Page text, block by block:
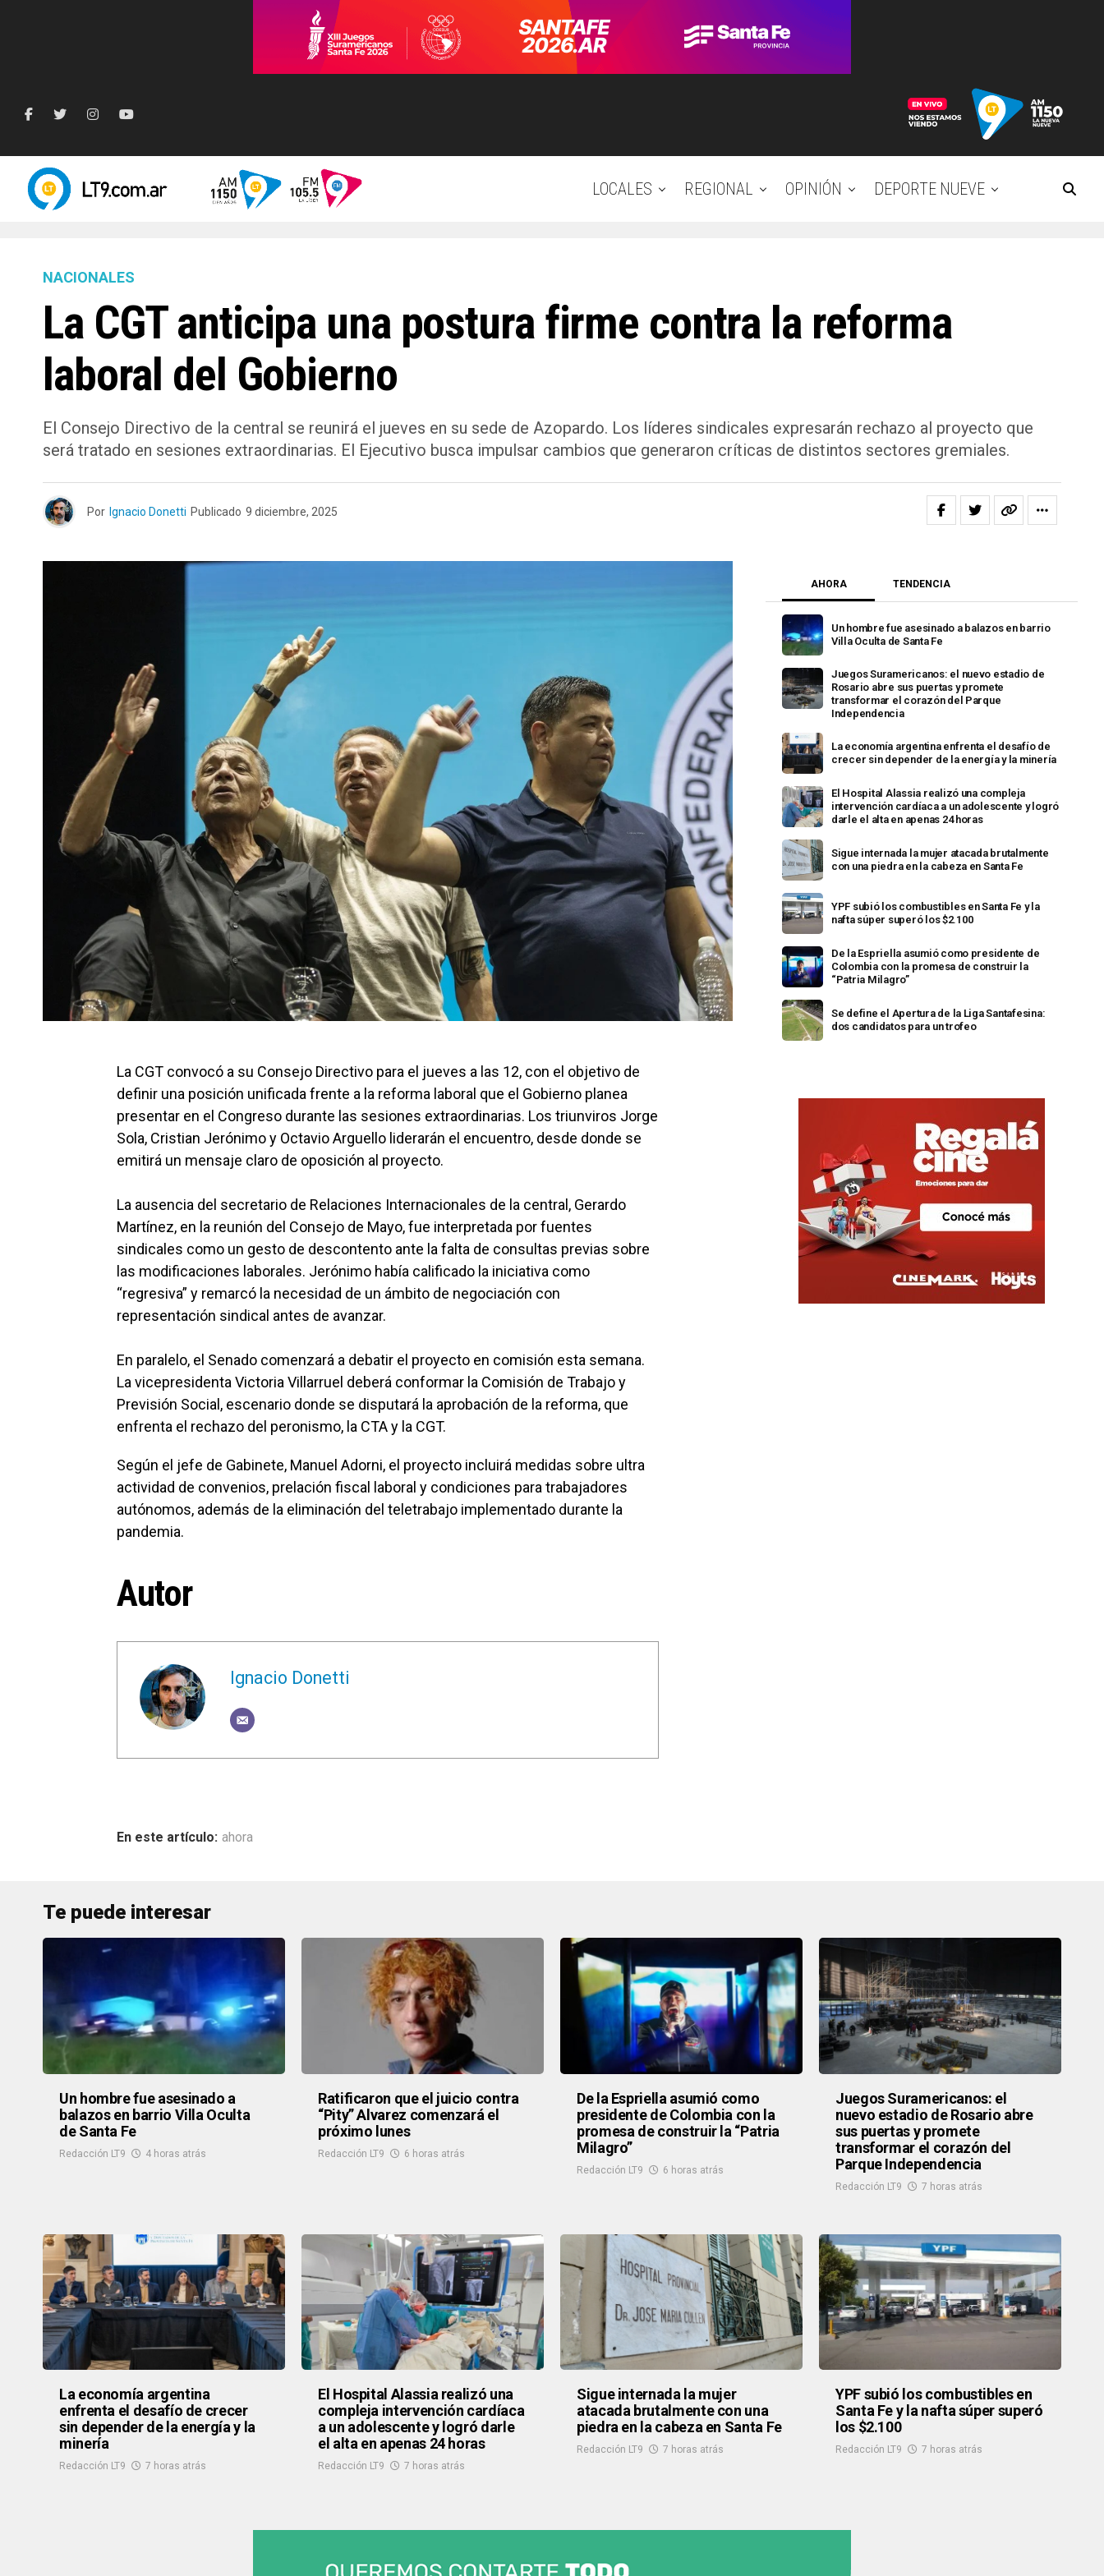
LOCALES REGIONAL OPINIÓN DEPORTE NUEVE
NACIONALES
La CGT anticipa una postura firme contra la reforma
laboral del Gobierno
El Consejo Directivo de la central se reunirá el jueves en su sede de Azopardo. Los líderes sindicales expresarán rechazo al proyecto que
será tratado en sesiones extraordinarias. El Ejecutivo busca impulsar cambios que generaron críticas de distintos sectores gremiales.
Por Ignacio Donetti Publicado 9 diciembre, 2025
La CGT convocó a su Consejo Directivo para el jueves a las 12, con el objetivo de
definir una posición unificada frente a la reforma laboral que el Gobierno planea
presentar en el Congreso durante las sesiones extraordinarias. Los triunviros Jorge
Sola, Cristian Jerónimo y Octavio Arguello liderarán el encuentro, desde donde se
emitirá un mensaje claro de oposición al proyecto.
La ausencia del secretario de Relaciones Internacionales de la central, Gerardo
Martínez, en la reunión del Consejo de Mayo, fue interpretada por fuentes
sindicales como un gesto de descontento ante la falta de consultas previas sobre
las modificaciones laborales. Jerónimo había calificado la iniciativa como
“regresiva” y remarcó la necesidad de un ámbito de negociación con
representación sindical antes de avanzar.
En paralelo, el Senado comenzará a debatir el proyecto en comisión esta semana.
La vicepresidenta Victoria Villarruel deberá conformar la Comisión de Trabajo y
Previsión Social, escenario donde se disputará la aprobación de la reforma, que
enfrenta el rechazo del peronismo, la CTA y la CGT.
Según el jefe de Gabinete, Manuel Adorni, el proyecto incluirá medidas sobre ultra
actividad de convenios, prelación fiscal laboral y condiciones para trabajadores
autónomos, además de la eliminación del teletrabajo implementado durante la
pandemia.
Autor
Ignacio Donetti
ahora
AHORA TENDENCIA
Un hombre fue asesinado a balazos en barrio
Villa Oculta de Santa Fe
Juegos Suramericanos: el nuevo estadio de
Rosario abre sus puertas y promete
transformar el corazón del Parque
Independencia
La economía argentina enfrenta el desafío de
crecer sin depender de la energía y la minería
El Hospital Alassia realizó una compleja
intervención cardíaca a un adolescente y logró
darle el alta en apenas 24 horas
Sigue internada la mujer atacada brutalmente
con una piedra en la cabeza en Santa Fe
YPF subió los combustibles en Santa Fe y la
nafta súper superó los $2.100
De la Espriella asumió como presidente de
Colombia con la promesa de construir la
“Patria Milagro”
Se define el Apertura de la Liga Santafesina:
dos candidatos para un trofeo
Te puede interesar
Un hombre fue asesinado a
balazos en barrio Villa Oculta
de Santa Fe
Redacción LT9 4 horas atrás
Ratificaron que el juicio contra
“Pity” Alvarez comenzará el
próximo lunes
Redacción LT9 6 horas atrás
De la Espriella asumió como
presidente de Colombia con la
promesa de construir la “Patria
Milagro”
Redacción LT9 6 horas atrás
Juegos Suramericanos: el
nuevo estadio de Rosario abre
sus puertas y promete
transformar el corazón del
Parque Independencia
Redacción LT9 7 horas atrás
La economía argentina
enfrenta el desafío de crecer
sin depender de la energía y la
minería
Redacción LT9 7 horas atrás
El Hospital Alassia realizó una
compleja intervención cardíaca
a un adolescente y logró darle
el alta en apenas 24 horas
Redacción LT9 7 horas atrás
Sigue internada la mujer
atacada brutalmente con una
piedra en la cabeza en Santa Fe
Redacción LT9 7 horas atrás
YPF subió los combustibles en
Santa Fe y la nafta súper superó
los $2.100
Redacción LT9 7 horas atrás